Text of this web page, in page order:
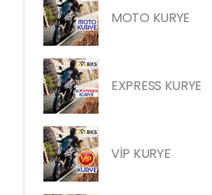
MOTO KURYE
EXPRESS KURYE
VİP KURYE